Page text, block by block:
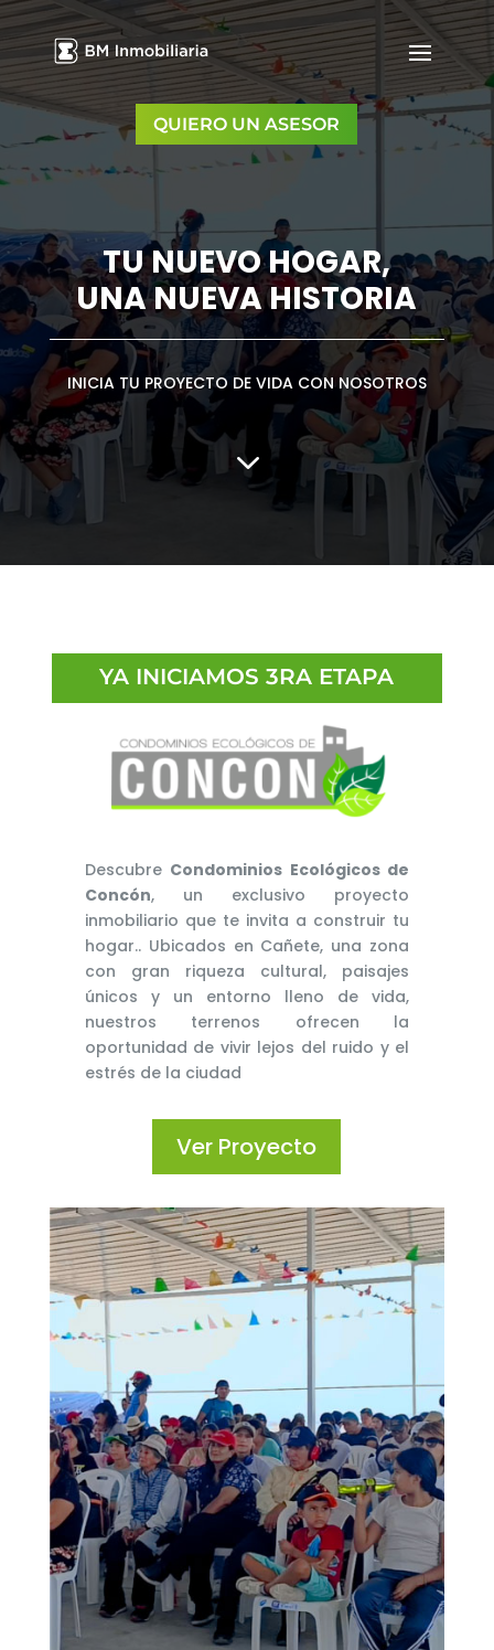
QUIERO UN ASESOR
TU NUEVO HOGAR,
UNA NUEVA HISTORIA
INICIA TU PROYECTO DE VIDA CON NOSOTROS
3
YA INICIAMOS 3RA ETAPA
Descubre Condominios Ecológicos de
Concón, un exclusivo proyecto
inmobiliario que te invita a construir tu
hogar.. Ubicados en Cañete, una zona
con gran riqueza cultural, paisajes
únicos y un entorno lleno de vida,
nuestros terrenos ofrecen la
oportunidad de vivir lejos del ruido y el
estrés de la ciudad
Ver Proyecto